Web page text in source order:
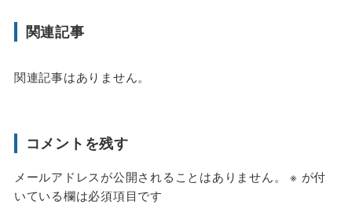
関連記事
関連記事はありません。
コメントを残す
メールアドレスが公開されることはありません。 ※ が付
いている欄は必須項目です